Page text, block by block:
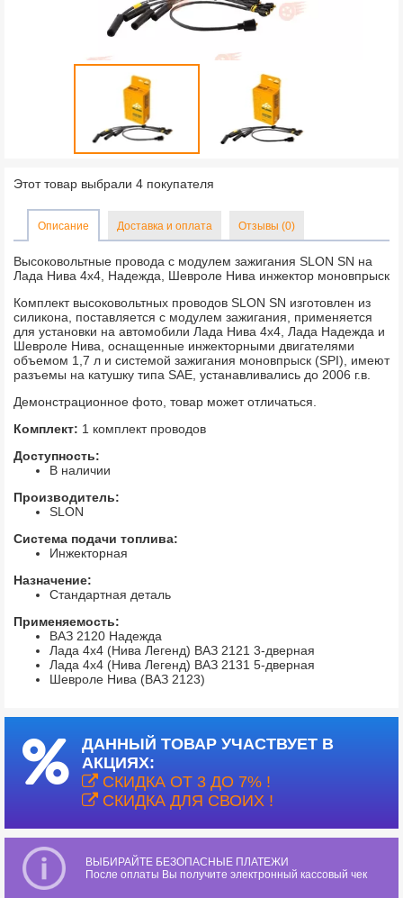
Этот товар выбрали 4 покупателя
Описание Доставка и оплата Отзывы (0)
Высоковольтные провода с модулем зажигания SLON SN на
Лада Нива 4х4, Надежда, Шевроле Нива инжектор моновпрыск
Комплект высоковольтных проводов SLON SN изготовлен из
силикона, поставляется с модулем зажигания, применяется
для установки на автомобили Лада Нива 4х4, Лада Надежда и
Шевроле Нива, оснащенные инжекторными двигателями
объемом 1,7 л и системой зажигания моновпрыск (SPI), имеют
разъемы на катушку типа SAE, устанавливались до 2006 г.в.
Демонстрационное фото, товар может отличаться.
Комплект: 1 комплект проводов
Доступность:
В наличии
Производитель:
SLON
Система подачи топлива:
Инжекторная
Назначение:
Стандартная деталь
Применяемость:
ВАЗ 2120 Надежда
Лада 4х4 (Нива Легенд) ВАЗ 2121 3-дверная
Лада 4х4 (Нива Легенд) ВАЗ 2131 5-дверная
Шевроле Нива (ВАЗ 2123)
ДАННЫЙ ТОВАР УЧАСТВУЕТ В
АКЦИЯХ:
СКИДКА ОТ 3 ДО 7% !
СКИДКА ДЛЯ СВОИХ !
ВЫБИРАЙТЕ БЕЗОПАСНЫЕ ПЛАТЕЖИ
После оплаты Вы получите электронный кассовый чек